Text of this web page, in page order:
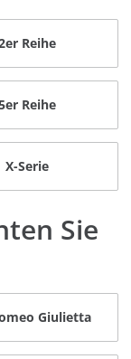
Reihe
Reihe
X-Serie
Sie
Giulietta